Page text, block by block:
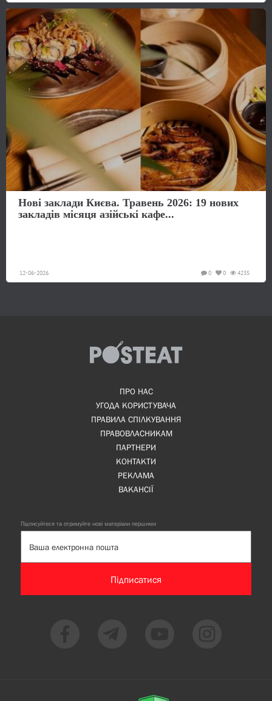
Нові заклади Києва. Травень 2026: 19 нових
закладів місяця азійські кафе...
12-06-2026 4235
0
0
ПРО НАС
УГОДА КОРИСТУВАЧА
ПРАВИЛА СПІЛКУВАННЯ
ПРАВОВЛАСНИКАМ
ПАРТНЕРИ
КОНТАКТИ
РЕКЛАМА
ВАКАНСІЇ
Підписуйтеся та отримуйте нові матеріали першими
Підписатися